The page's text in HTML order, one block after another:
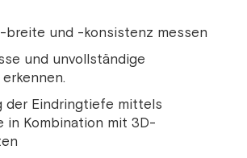
breite und -konsistenz messen
und unvollständige
der Eindringtiefe mittels
in Kombination mit 3D-